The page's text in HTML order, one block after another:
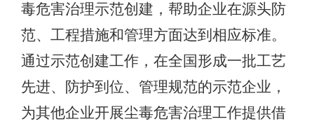
毒危害治理示范创建，帮助企业在源头防
范、工程措施和管理方面达到相应标准。
通过示范创建工作，在全国形成一批工艺
先进、防护到位、管理规范的示范企业，
为其他企业开展尘毒危害治理工作提供借